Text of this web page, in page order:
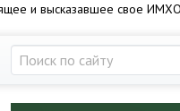
и высказавшее свое